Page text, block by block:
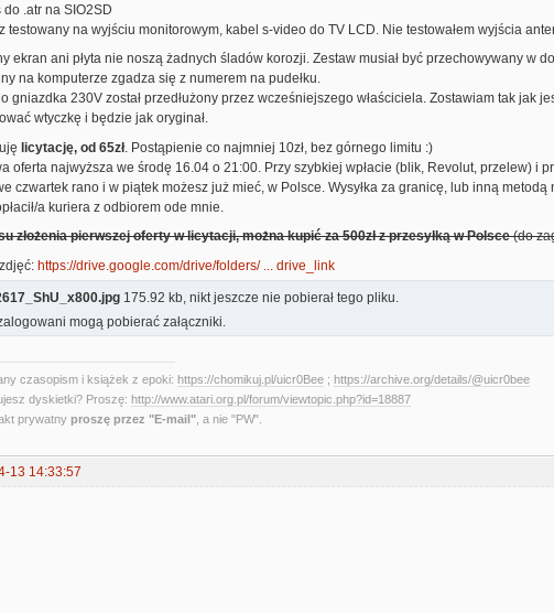
do .atr na SIO2SD
testowany na wyjściu monitorowym, kabel s-video do TV LCD. Nie testowałem wyjścia
ekran ani płyta nie noszą żadnych śladów korozji. Zestaw musiał być przechowywany w
na komputerze zgadza się z numerem na pudełku.
gniazdka 230V został przedłużony przez wcześniejszego właściciela. Zostawiam tak jak
wtyczkę i będzie jak oryginał.
licytację, od 65zł. Postąpienie co najmniej 10zł, bez górnego limitu :)
oferta najwyższa we środę 16.04 o 21:00. Przy szybkiej wpłacie (blik, Revolut, przelew) i
czwartek rano i w piątek możesz już mieć, w Polsce. Wysyłka za granicę, lub inną
a kuriera z odbiorem ode mnie.
złożenia pierwszej oferty w licytacji, można kupić za 500zł z przesyłką w Polsce(do
https://drive.google.com/drive/folders/ ... drive_link
175.92 kb, nikt jeszcze nie pobierał tego pliku.
mogą pobierać załączniki.
czasopism i książek z epoki: https://chomikuj.pl/uicr0Bee ; https://archive.org/details/@uicr0bee
dyskietki? Proszę: http://www.atari.org.pl/forum/viewtopic.php?id=18887
prywatny proszę przez "E-mail" , a nie "PW".
13 14:33:57